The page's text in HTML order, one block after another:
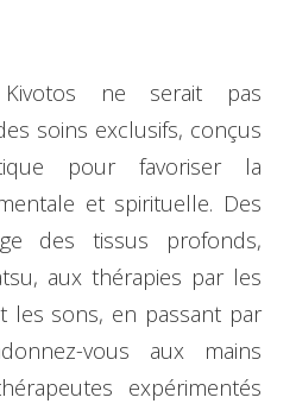
ne serait pas
soins exclusifs, conçus
pour favoriser la
et spirituelle. Des
des tissus profonds,
aux thérapies par les
les sons, en passant par
vous aux mains
expérimentés